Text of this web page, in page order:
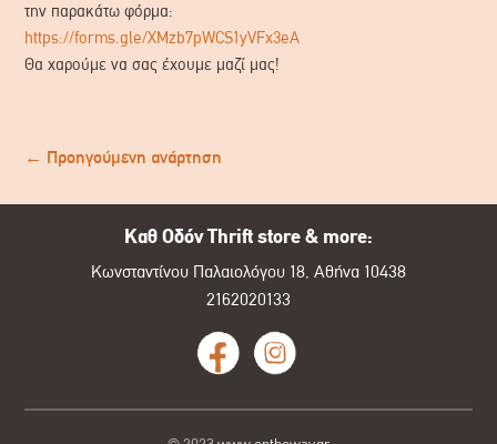
την παρακάτω φόρμα:
https://forms.gle/XMzb7pWCS1yVFx3eA
Θα χαρούμε να σας έχουμε μαζί μας!
← Προηγούμενη ανάρτηση
Καθ Οδόν Thrift store & more:
Κωνσταντίνου Παλαιολόγου 18, Αθήνα 10438
2162020133